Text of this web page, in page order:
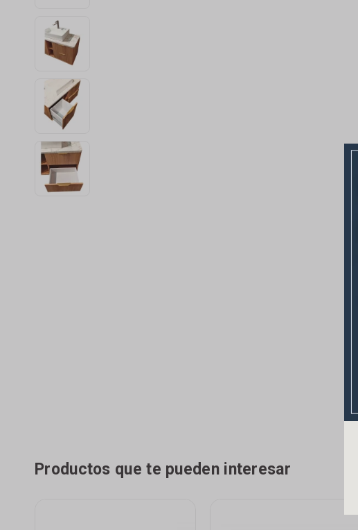
Productos que te pueden interesar